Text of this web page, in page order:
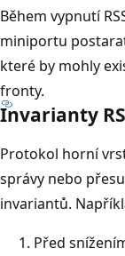
Během vypnutí
miniportu
které by mohly
fronty.
Invarianty
Protokol horní
správy nebo
invariantů.
Před